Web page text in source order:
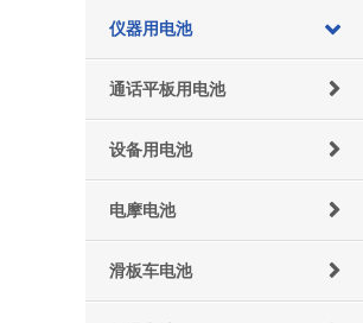
仪器用电池
通话平板用电池
设备用电池
电摩电池
滑板车电池